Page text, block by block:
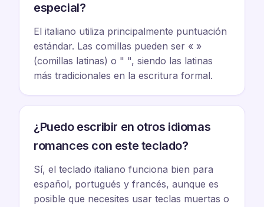
especial?
El italiano utiliza principalmente puntuación
estándar. Las comillas pueden ser « »
(comillas latinas) o " ", siendo las latinas
más tradicionales en la escritura formal.
¿Puedo escribir en otros idiomas
romances con este teclado?
Sí, el teclado italiano funciona bien para
español, portugués y francés, aunque es
posible que necesites usar teclas muertas o